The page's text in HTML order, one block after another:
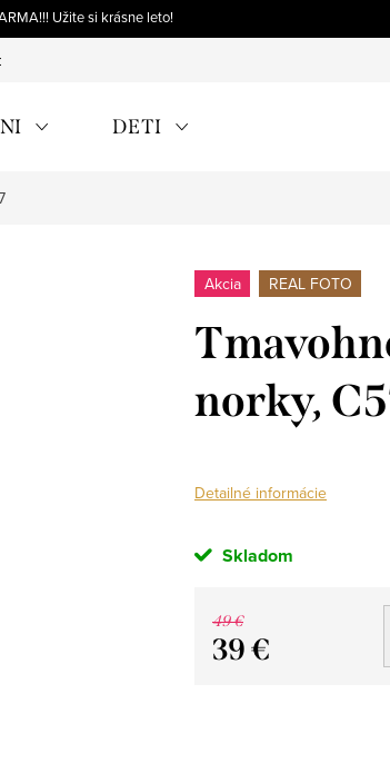
Užite si krásne leto!
objednávky
DETI
Akcia REAL FOTO
norky,
Detailné informácie
Skladom
49 €
39 €